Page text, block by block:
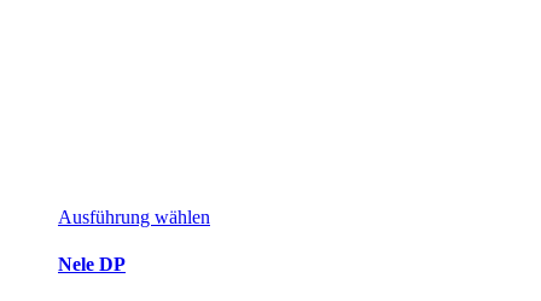
Ausführung wählen
Nele DP